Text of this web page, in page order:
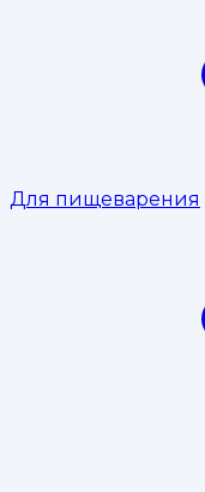
Для пищеварения